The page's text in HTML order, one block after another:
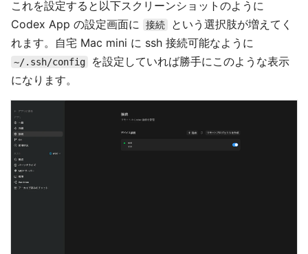
これを設定すると以下スクリーンショットのように
Codex App の設定画面に
接続
という選択肢が増えてく
れます。自宅 Mac mini に ssh 接続可能なように
~/.ssh/config
を設定していれば勝手にこのような表示
になります。